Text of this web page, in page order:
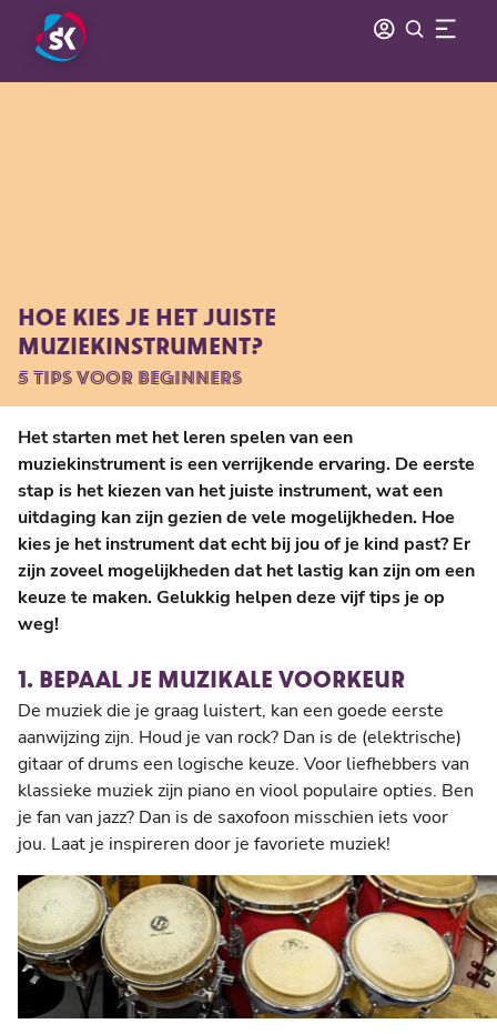
HOE KIES JE HET JUISTE
MUZIEKINSTRUMENT?
5 TIPS VOOR BEGINNERS
Het starten met het leren spelen van een
muziekinstrument is een verrijkende ervaring. De eerste
stap is het kiezen van het juiste instrument, wat een
uitdaging kan zijn gezien de vele mogelijkheden. Hoe
kies je het instrument dat echt bij jou of je kind past? Er
zijn zoveel mogelijkheden dat het lastig kan zijn om een
keuze te maken. Gelukkig helpen deze vijf tips je op
weg!
1. BEPAAL JE MUZIKALE VOORKEUR
De muziek die je graag luistert, kan een goede eerste
aanwijzing zijn. Houd je van rock? Dan is de (elektrische)
gitaar of drums een logische keuze. Voor liefhebbers van
klassieke muziek zijn piano en viool populaire opties. Ben
je fan van jazz? Dan is de saxofoon misschien iets voor
jou. Laat je inspireren door je favoriete muziek!